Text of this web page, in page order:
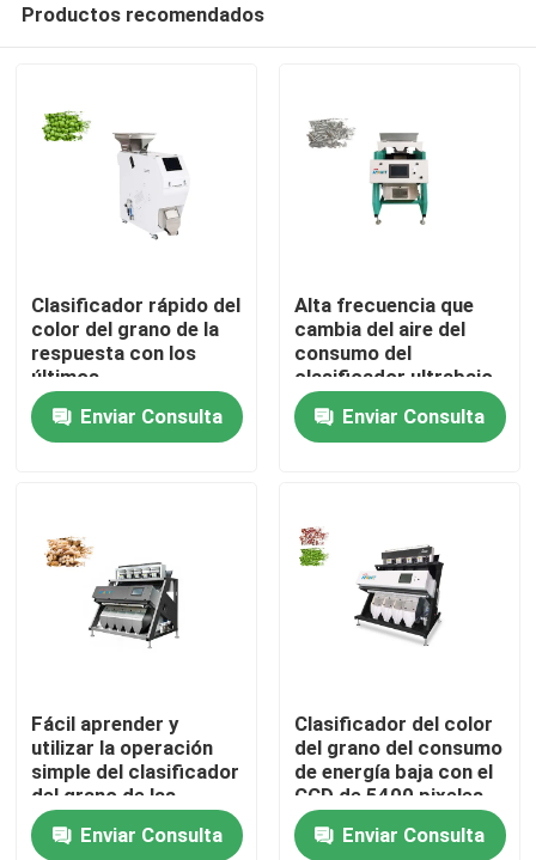
Sobre nosotros
Contactos
Clasificador del color del arroz
clasificador del color del grano
Clasificador del color del trigo
clasificador del color del anacardo
Productos recomendados
Clasificador rápido del
color del grano de la
respuesta con los
últimos
microprocesadores
de FPGAEnviar Consulta
Alta frecuencia que
cambia del aire del
consumo del
clasificador ultrabajo
del grano
Enviar Consulta
Fácil aprender y
utilizar la operación
simple del clasificador
del grano de las
lámparas del LED
Enviar Consulta
Clasificador del color
del grano del consumo
de energía baja con el
CCD de 5400 pixeles
Enviar Consulta